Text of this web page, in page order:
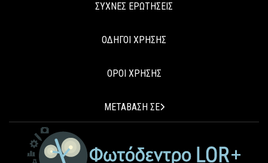
ΣΥΧΝΕΣ ΕΡΩΤΗΣΕΙΣ
ΟΔΗΓΟΙ ΧΡΗΣΗΣ
ΟΡΟΙ ΧΡΗΣΗΣ
ΜΕΤΑΒΑΣΗ ΣΕ